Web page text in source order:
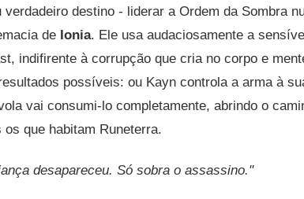
verdadeiro destino - liderar a Ordem da Sombra
de Ionia. Ele usa audaciosamente a
indifirente à corrupção que cria no corpo e
possíveis: ou Kayn controla a arma à
vai consumi-lo completamente, abrindo o
os que habitam Runeterra.
desapareceu. Só sobra o assassino."